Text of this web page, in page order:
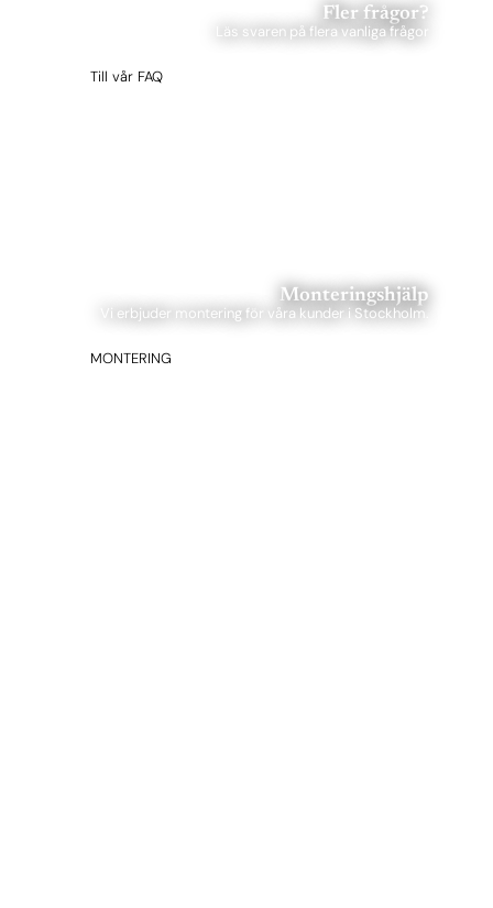
Fler frågor?
Läs svaren på flera vanliga frågor
Till vår FAQ
Monteringshjälp
Vi erbjuder montering för våra kunder i Stockholm.
MONTERING